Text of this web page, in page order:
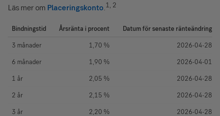
Läs mer om Placeringskonto 1, 2
Bindningstid Årsränta i procent Datum för senaste ränteändring
3 månader 1,70 % 2026-04-28
6 månader 1,90 % 2026-04-01
1 år 2,05 % 2026-04-28
2 år 2,15 % 2026-04-28
3 år 2,20 % 2026-04-28